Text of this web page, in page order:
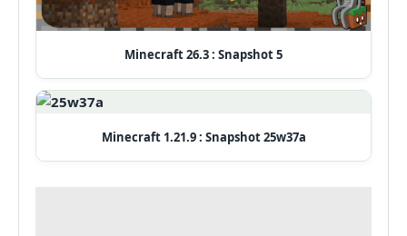
Minecraft 26.3 : Snapshot 5
Minecraft 1.21.9 : Snapshot 25w37a